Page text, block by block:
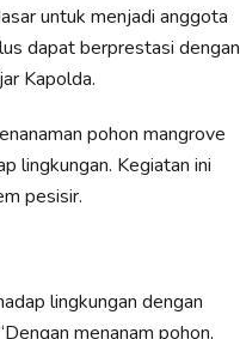
untuk menjadi anggota
dapat berprestasi dengan
Kapolda.
pohon mangrove
lingkungan. Kegiatan ini
pesisir.
lingkungan dengan
menanam pohon,